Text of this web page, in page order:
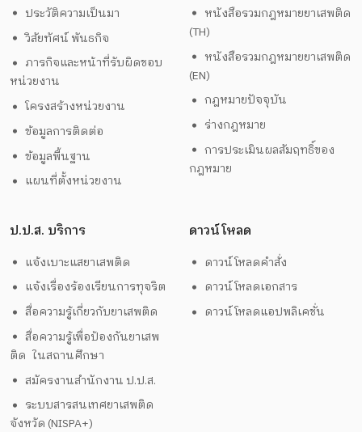
ประวัติความเป็นมา
วิสัยทัศน์ พันธกิจ
ภารกิจและหน้าที่รับผิดชอบ
หน่วยงาน
โครงสร้างหน่วยงาน
ข้อมูลการติดต่อ
ข้อมูลพื้นฐาน
แผนที่ตั้งหน่วยงาน
หนังสือรวมกฎหมายยาเสพติด
(TH)
หนังสือรวมกฎหมายยาเสพติด
(EN)
กฎหมายปัจจุบัน
ร่างกฎหมาย
การประเมินผลสัมฤทธิ์ของ
กฎหมาย
ป.ป.ส. บริการ
แจ้งเบาะแสยาเสพติด
แจ้งเรื่องร้องเรียนการทุจริต
สื่อความรู้เกี่ยวกับยาเสพติด
สื่อความรู้เพื่อป้องกันยาเสพ
ติด ในสถานศึกษา
สมัครงานสำนักงาน ป.ป.ส.
ระบบสารสนเทศยาเสพติด
จังหวัด (NISPA+)
ดาวน์โหลด
ดาวน์โหลดคำสั่ง
ดาวน์โหลดเอกสาร
ดาวน์โหลดแอปพลิเคชั่น